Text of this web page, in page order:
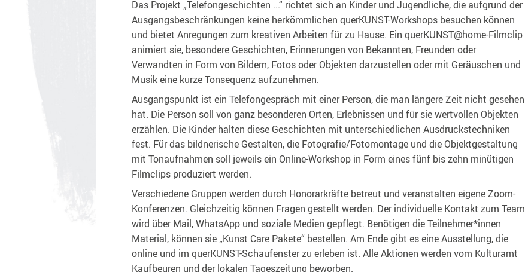
Das Projekt „Telefongeschichten ...“ richtet sich an Kinder und Jugendliche, die aufgrund der
Ausgangsbeschränkungen keine herkömmlichen querKUNST-Workshops besuchen können
und bietet Anregungen zum kreativen Arbeiten für zu Hause. Ein querKUNST@home-Filmclip
animiert sie, besondere Geschichten, Erinnerungen von Bekannten, Freunden oder
Verwandten in Form von Bildern, Fotos oder Objekten darzustellen oder mit Geräuschen und
Musik eine kurze Tonsequenz aufzunehmen.
Ausgangspunkt ist ein Telefongespräch mit einer Person, die man längere Zeit nicht gesehen
hat. Die Person soll von ganz besonderen Orten, Erlebnissen und für sie wertvollen Objekten
erzählen. Die Kinder halten diese Geschichten mit unterschiedlichen Ausdruckstechniken
fest. Für das bildnerische Gestalten, die Fotografie/Fotomontage und die Objektgestaltung
mit Tonaufnahmen soll jeweils ein Online-Workshop in Form eines fünf bis zehn minütigen
Filmclips produziert werden.
Verschiedene Gruppen werden durch Honorarkräfte betreut und veranstalten eigene Zoom-
Konferenzen. Gleichzeitig können Fragen gestellt werden. Der individuelle Kontakt zum Team
wird über Mail, WhatsApp und soziale Medien gepflegt. Benötigen die Teilnehmer*innen
Material, können sie „Kunst Care Pakete“ bestellen. Am Ende gibt es eine Ausstellung, die
online und im querKUNST-Schaufenster zu erleben ist. Alle Aktionen werden vom Kulturamt
Kaufbeuren und der lokalen Tageszeitung beworben.